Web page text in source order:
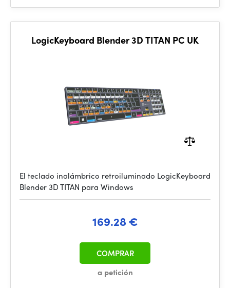
LogicKeyboard Blender 3D TITAN PC UK
El teclado inalámbrico retroiluminado LogicKeyboard
Blender 3D TITAN para Windows
169.28 €
a petición
COMPRAR